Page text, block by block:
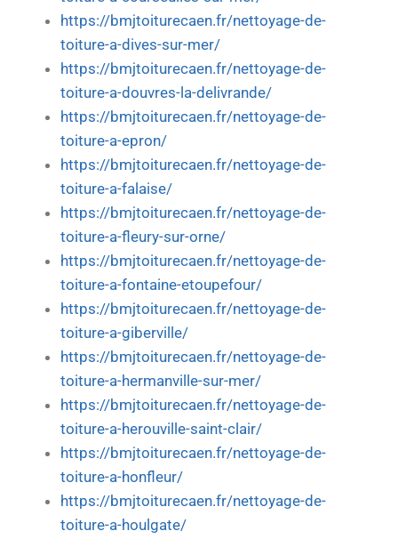
https://bmjtoiturecaen.fr/nettoyage-de-
toiture-a-dives-sur-mer/
https://bmjtoiturecaen.fr/nettoyage-de-
toiture-a-douvres-la-delivrande/
https://bmjtoiturecaen.fr/nettoyage-de-
toiture-a-epron/
https://bmjtoiturecaen.fr/nettoyage-de-
toiture-a-falaise/
https://bmjtoiturecaen.fr/nettoyage-de-
toiture-a-fleury-sur-orne/
https://bmjtoiturecaen.fr/nettoyage-de-
toiture-a-fontaine-etoupefour/
https://bmjtoiturecaen.fr/nettoyage-de-
toiture-a-giberville/
https://bmjtoiturecaen.fr/nettoyage-de-
toiture-a-hermanville-sur-mer/
https://bmjtoiturecaen.fr/nettoyage-de-
toiture-a-herouville-saint-clair/
https://bmjtoiturecaen.fr/nettoyage-de-
toiture-a-honfleur/
https://bmjtoiturecaen.fr/nettoyage-de-
toiture-a-houlgate/